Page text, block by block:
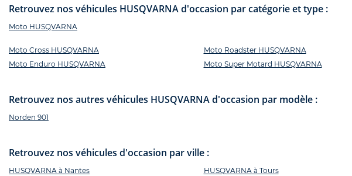
Retrouvez nos véhicules HUSQVARNA d'occasion par catégorie et type :
Moto HUSQVARNA
Moto Cross HUSQVARNA
Moto Enduro HUSQVARNA
Moto Roadster HUSQVARNA
Moto Super Motard HUSQVARNA
Retrouvez nos autres véhicules HUSQVARNA d'occasion par modèle :
Norden 901
Retrouvez nos véhicules d'occasion par ville :
HUSQVARNA à Nantes HUSQVARNA à Tours